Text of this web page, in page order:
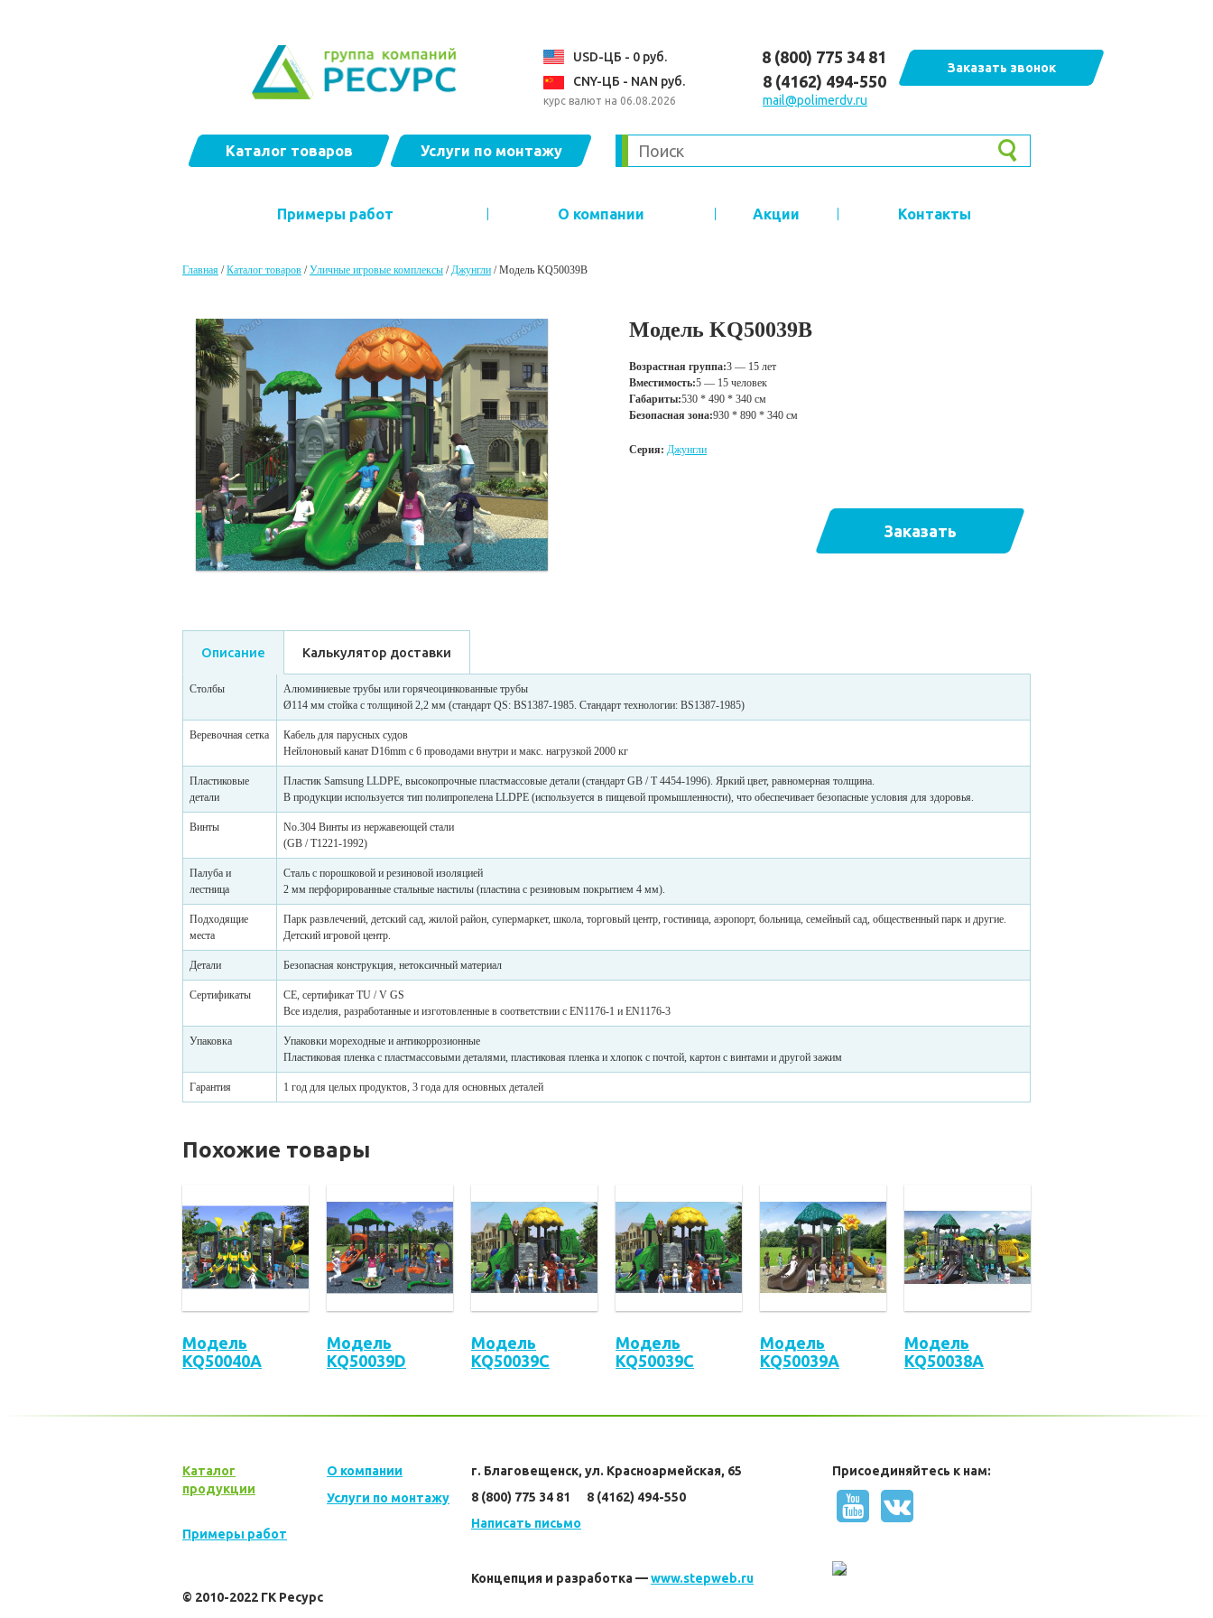
USD-ЦБ - 0 руб.
CNY-ЦБ - NAN руб.
курс валют на 06.08.2026
8 (800) 775 34 81
8 (4162) 494-550
mail@polimerdv.ru
Заказать звонок
Каталог товаров Услуги по монтажу
Примеры работ О компании Акции Контакты
Главная /Каталог товаров /Уличные игровые комплексы /Джунгли /Модель KQ50039B
Модель KQ50039B
Возрастная группа:3 — 15 лет
Вместимость:5 — 15 человек
Габариты:530 * 490 * 340 см
Безопасная зона:930 * 890 * 340 см
Серия: Джунгли
Заказать
Описание Калькулятор доставки
Столбы
Алюминиевые трубы или горячеоцинкованные трубы
Ø114 мм стойка с толщиной 2,2 мм (стандарт QS: BS1387-1985. Стандарт технологии: BS1387-1985)
Веревочная сетка
Кабель для парусных судов
Нейлоновый канат D16mm с 6 проводами внутри и макс. нагрузкой 2000 кг
Пластиковые
детали
Пластик Samsung LLDPE, высокопрочные пластмассовые детали (стандарт GB / T 4454-1996). Яркий цвет, равномерная толщина.
В продукции используется тип полипропелена LLDPE (используется в пищевой промышленности), что обеспечивает безопасные условия для здоровья.
Винты
No.304 Винты из нержавеющей стали
(GB / T1221-1992)
Палуба и
лестница
Сталь с порошковой и резиновой изоляцией
2 мм перфорированные стальные настилы (пластина с резиновым покрытием 4 мм).
Подходящие
места
Парк развлечений, детский сад, жилой район, супермаркет, школа, торговый центр, гостиница, аэропорт, больница, семейный сад, общественный парк и другие.
Детский игровой центр.
Детали Безопасная конструкция, нетоксичный материал
Сертификаты
CE, сертификат TU / V GS
Все изделия, разработанные и изготовленные в соответствии с EN1176-1 и EN1176-3
Упаковка
Упаковки мореходные и антикоррозионные
Пластиковая пленка с пластмассовыми деталями, пластиковая пленка и хлопок с почтой, картон с винтами и другой зажим
Гарантия 1 год для целых продуктов, 3 года для основных деталей
Похожие товары
Модель
KQ50040A
Модель
KQ50039D
Модель
KQ50039C
Модель
KQ50039C
Модель
KQ50039A
Модель
KQ50038A
Каталог
продукции
О компании
Услуги по монтажу
Примеры работ
© 2010-2022 ГК Ресурс
г. Благовещенск, ул. Красноармейская, 65
8 (800) 775 34 81      8 (4162) 494-550
Написать письмо
Концепция и разработка —www.stepweb.ru
Присоединяйтесь к нам: